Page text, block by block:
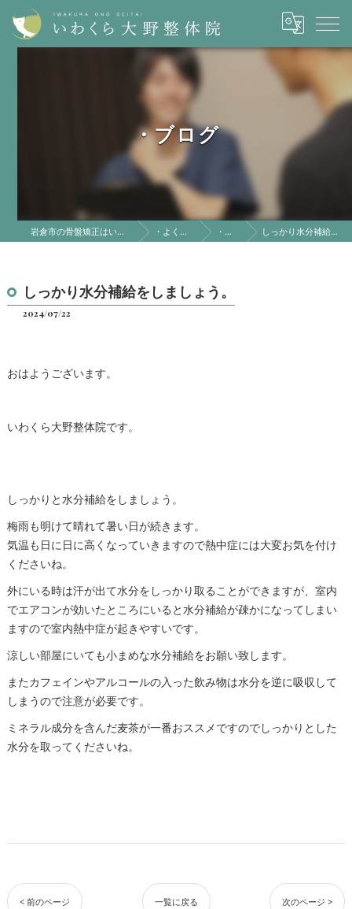
・ブログ
岩倉市の骨盤矯正はいわくら大野整体院 ・よくある質問 ・ブログ しっかり水分補給をしましょう。
しっかり水分補給をしましょう。
2024/07/22
おはようございます。
いわくら大野整体院です。
しっかりと水分補給をしましょう。
梅雨も明けて晴れて暑い日が続きます。
気温も日に日に高くなっていきますので熱中症には大変お気を付け
くださいね。
外にいる時は汗が出て水分をしっかり取ることができますが、室内
でエアコンが効いたところにいると水分補給が疎かになってしまい
ますので室内熱中症が起きやすいです。
涼しい部屋にいても小まめな水分補給をお願い致します。
またカフェインやアルコールの入った飲み物は水分を逆に吸収して
しまうので注意が必要です。
ミネラル成分を含んだ麦茶が一番おススメですのでしっかりとした
水分を取ってくださいね。
< 前のページ 一覧に戻る 次のページ >